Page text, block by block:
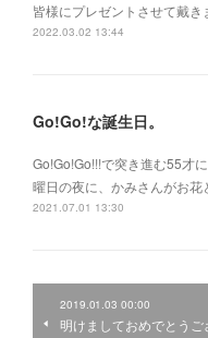
皆様にプレゼントさせて戴き
2022.03.02 13:44
Go!Go!な誕生日。
Go!Go!Go!!!で突き進む55才
曜日の夜に、かみさんがお花
2021.07.01 13:30
2019.01.03 00:00
明けましておめでとうご